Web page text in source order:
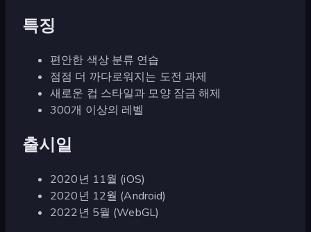
특징
편안한 색상 분류 연습
점점 더 까다로워지는 도전 과제
새로운 컵 스타일과 모양 잠금 해제
300개 이상의 레벨
출시일
2020년 11월 (iOS)
2020년 12월 (Android)
2022년 5월 (WebGL)